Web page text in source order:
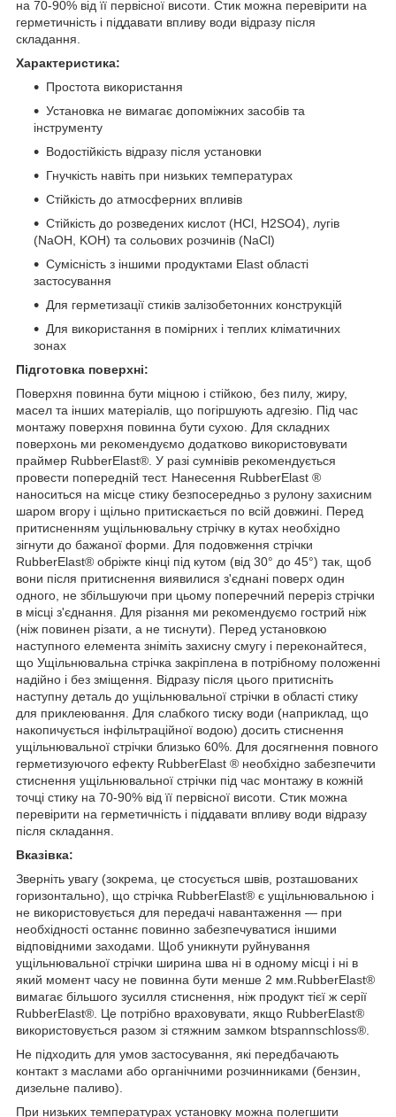
на 70-90% від її первісної висоти. Стик можна перевірити на
герметичність і піддавати впливу води відразу після
складання.
Характеристика:
Простота використання
Установка не вимагає допоміжних засобів та
інструменту
Водостійкість відразу після установки
Гнучкість навіть при низьких температурах
Стійкість до атмосферних впливів
Стійкість до розведених кислот (HCl, H2SO4), лугів
(NaOH, KOH) та сольових розчинів (NaCl)
Сумісність з іншими продуктами Elast області
застосування
Для герметизації стиків залізобетонних конструкцій
Для використання в помірних і теплих кліматичних
зонах
Підготовка поверхні:
Поверхня повинна бути міцною і стійкою, без пилу, жиру,
масел та інших матеріалів, що погіршують адгезію. Під час
монтажу поверхня повинна бути сухою. Для складних
поверхонь ми рекомендуємо додатково використовувати
праймер RubberElast®. У разі сумнівів рекомендується
провести попередній тест. Нанесення RubberElast ®
наноситься на місце стику безпосередньо з рулону захисним
шаром вгору і щільно притискається по всій довжині. Перед
притисненням ущільнювальну стрічку в кутах необхідно
зігнути до бажаної форми. Для подовження стрічки
RubberElast® обріжте кінці під кутом (від 30° до 45°) так, щоб
вони після притиснення виявилися з'єднані поверх один
одного, не збільшуючи при цьому поперечний переріз стрічки
в місці з'єднання. Для різання ми рекомендуємо гострий ніж
(ніж повинен різати, а не тиснути). Перед установкою
наступного елемента зніміть захисну смугу і переконайтеся,
що Ущільнювальна стрічка закріплена в потрібному положенні
надійно і без зміщення. Відразу після цього притисніть
наступну деталь до ущільнювальної стрічки в області стику
для приклеювання. Для слабкого тиску води (наприклад, що
накопичується інфільтраційної водою) досить стиснення
ущільнювальної стрічки близько 60%. Для досягнення повного
герметизуючого ефекту RubberElast ® необхідно забезпечити
стиснення ущільнювальної стрічки під час монтажу в кожній
точці стику на 70-90% від її первісної висоти. Стик можна
перевірити на герметичність і піддавати впливу води відразу
після складання.
Вказівка:
Зверніть увагу (зокрема, це стосується швів, розташованих
горизонтально), що стрічка RubberElast® є ущільнювальною і
не використовується для передачі навантаження — при
необхідності останнє повинно забезпечуватися іншими
відповідними заходами. Щоб уникнути руйнування
ущільнювальної стрічки ширина шва ні в одному місці і ні в
який момент часу не повинна бути менше 2 мм.RubberElast®
вимагає більшого зусилля стиснення, ніж продукт тієї ж серії
RubberElast®. Це потрібно враховувати, якщо RubberElast®
використовується разом зі стяжним замком btspannschloss®.
Не підходить для умов застосування, які передбачають
контакт з маслами або органічними розчинниками (бензин,
дизельне паливо).
При низьких температурах установку можна полегшити